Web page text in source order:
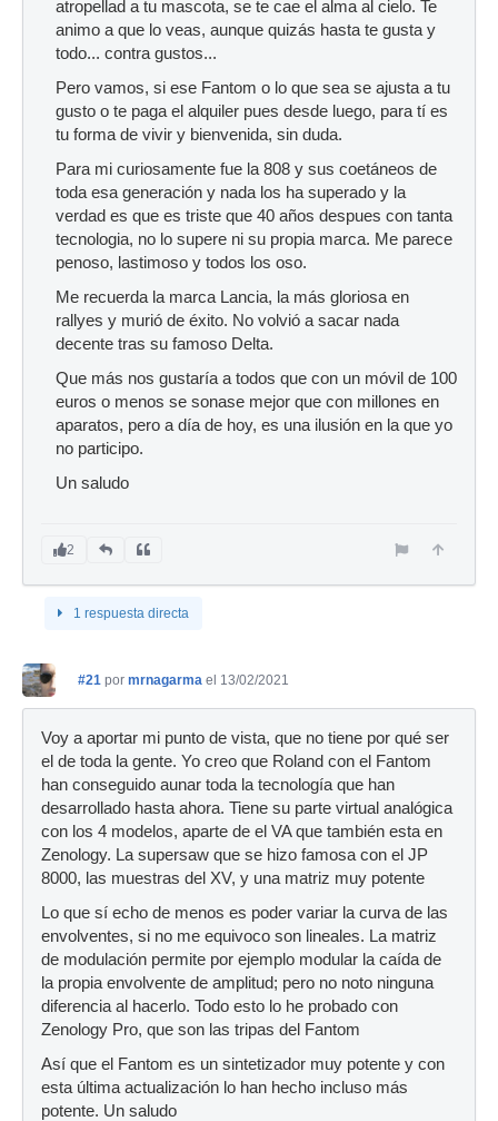
atropellad a tu mascota, se te cae el alma al cielo. Te
animo a que lo veas, aunque quizás hasta te gusta y
todo... contra gustos...
Pero vamos, si ese Fantom o lo que sea se ajusta a tu
gusto o te paga el alquiler pues desde luego, para tí es
tu forma de vivir y bienvenida, sin duda.
Para mi curiosamente fue la 808 y sus coetáneos de
toda esa generación y nada los ha superado y la
verdad es que es triste que 40 años despues con tanta
tecnologia, no lo supere ni su propia marca. Me parece
penoso, lastimoso y todos los oso.
Me recuerda la marca Lancia, la más gloriosa en
rallyes y murió de éxito. No volvió a sacar nada
decente tras su famoso Delta.
Que más nos gustaría a todos que con un móvil de 100
euros o menos se sonase mejor que con millones en
aparatos, pero a día de hoy, es una ilusión en la que yo
no participo.
Un saludo
2
1 respuesta directa
#21 por mrnagarma el 13/02/2021
Voy a aportar mi punto de vista, que no tiene por qué ser
el de toda la gente. Yo creo que Roland con el Fantom
han conseguido aunar toda la tecnología que han
desarrollado hasta ahora. Tiene su parte virtual analógica
con los 4 modelos, aparte de el VA que también esta en
Zenology. La supersaw que se hizo famosa con el JP
8000, las muestras del XV, y una matriz muy potente
Lo que sí echo de menos es poder variar la curva de las
envolventes, si no me equivoco son lineales. La matriz
de modulación permite por ejemplo modular la caída de
la propia envolvente de amplitud; pero no noto ninguna
diferencia al hacerlo. Todo esto lo he probado con
Zenology Pro, que son las tripas del Fantom
Así que el Fantom es un sintetizador muy potente y con
esta última actualización lo han hecho incluso más
potente. Un saludo